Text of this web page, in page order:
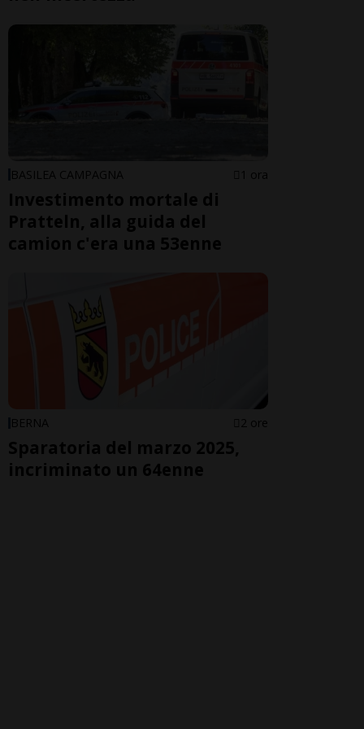
BASILEA CAMPAGNA 1 ora
Investimento mortale di
Pratteln, alla guida del
camion c'era una 53enne
BERNA 2 ore
Sparatoria del marzo 2025,
incriminato un 64enne